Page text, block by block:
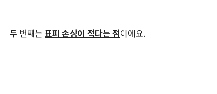
두 번째는 표피 손상이 적다는 점이에요.